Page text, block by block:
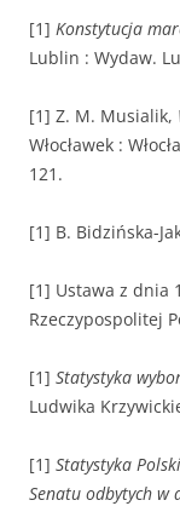
[1] Konstytucja
Lublin : Wydaw.
[1] Z. M. Musialik,
Włocławek :
121.
[1] B. Bidzińska-
[1] Ustawa z dnia
Rzeczypospolitej
[1] Statystyka
Ludwika
[1] Statystyka
Senatu odbytych